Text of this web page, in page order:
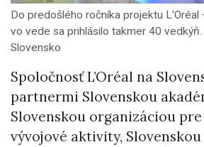
Do predošlého ročníka projektu L'Oréal
vo vede sa prihlásilo takmer 40 vedkýň.
Slovensko
Spoločnosť L’Oréal na
partnermi Slovenskou
Slovenskou organizáciou
vývojové aktivity,